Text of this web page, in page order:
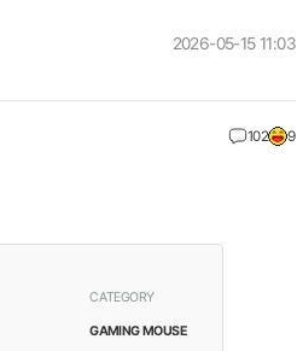
102 9
2026-05-15 11:03
CATEGORY
GAMING MOUSE